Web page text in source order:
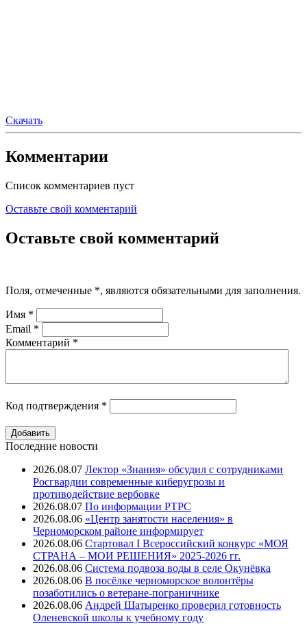
Скачать
Комментарии
Список комментариев пуст
Оставьте свой комментарий
Оставьте свой комментарий
Поля, отмеченные *, являются обязательными для заполнения.
Имя *
Email *
Комментарий *
Код подтверждения *
Последние новости
2026.08.07 Лектор «Знания» обсудил с сотрудниками
Росгвардии современные киберугрозы и
противодействие вербовке
2026.08.07 ⁠По информации РТРС
2026.08.06 «Центр занятости населения» в
Черноморском районе информирует
2026.08.06 Стартовал I Всероссийский конкурс «МОЯ
СТРАНА – МОИ РЕШЕНИЯ» 2025-2026 гг.
2026.08.06 Система подвоза воды в селе Окунёвка
2026.08.06 В посёлке черноморское волонтёры
позаботились о ветеране-пограничнике
2026.08.06 Андрей Шатыренко проверил готовность
Оленевской школы к учебному году